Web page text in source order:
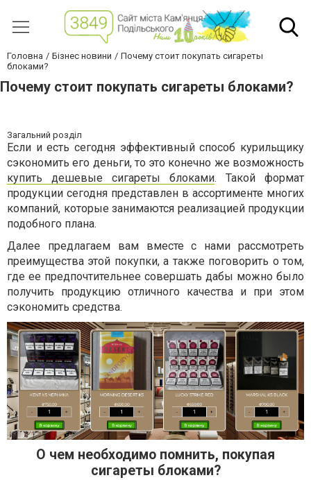
Головна Бізнес новини
Почему стоит покупать сигареты
блоками?
Почему стоит покупать сигареты блоками?
Загальний розділ
Если и есть сегодня эффективный способ курильщику
сэкономить его деньги, то это конечно же возможность
купить дешевые сигареты блоками. Такой формат
продукции сегодня представлен в ассортименте многих
компаний, которые занимаются реализацией продукции
подобного плана.
Далее предлагаем вам вместе с нами рассмотреть
преимущества этой покупки, а также поговорить о том,
где ее предпочтительнее совершать дабы можно было
получить продукцию отличного качества и при этом
сэкономить средства.
О чем необходимо помнить, покупая
сигареты блоками?